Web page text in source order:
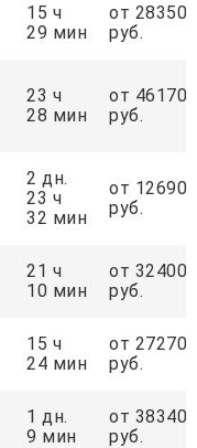
15 ч
29 мин
от 28350
руб.
23 ч
28 мин
от 46170
руб.
2 дн.
23 ч
32 мин
от 126900
руб.
21 ч
10 мин
от 32400
руб.
15 ч
24 мин
от 27270
руб.
1 дн.
9 мин
от 38340
руб.